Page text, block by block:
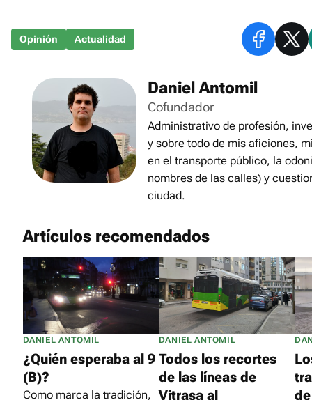
Opinión Actualidad
Daniel Antomil
Cofundador
Administrativo de profesión,
y sobre todo de mis aficiones,
en el transporte público, la
nombres de las calles) y
ciudad.
Artículos recomendados
DANIEL ANTOMIL
¿Quién esperaba al 9
(B)?
Como marca la tradición,
DANIEL ANTOMIL
Todos los recortes
de las líneas de
Vitrasa al